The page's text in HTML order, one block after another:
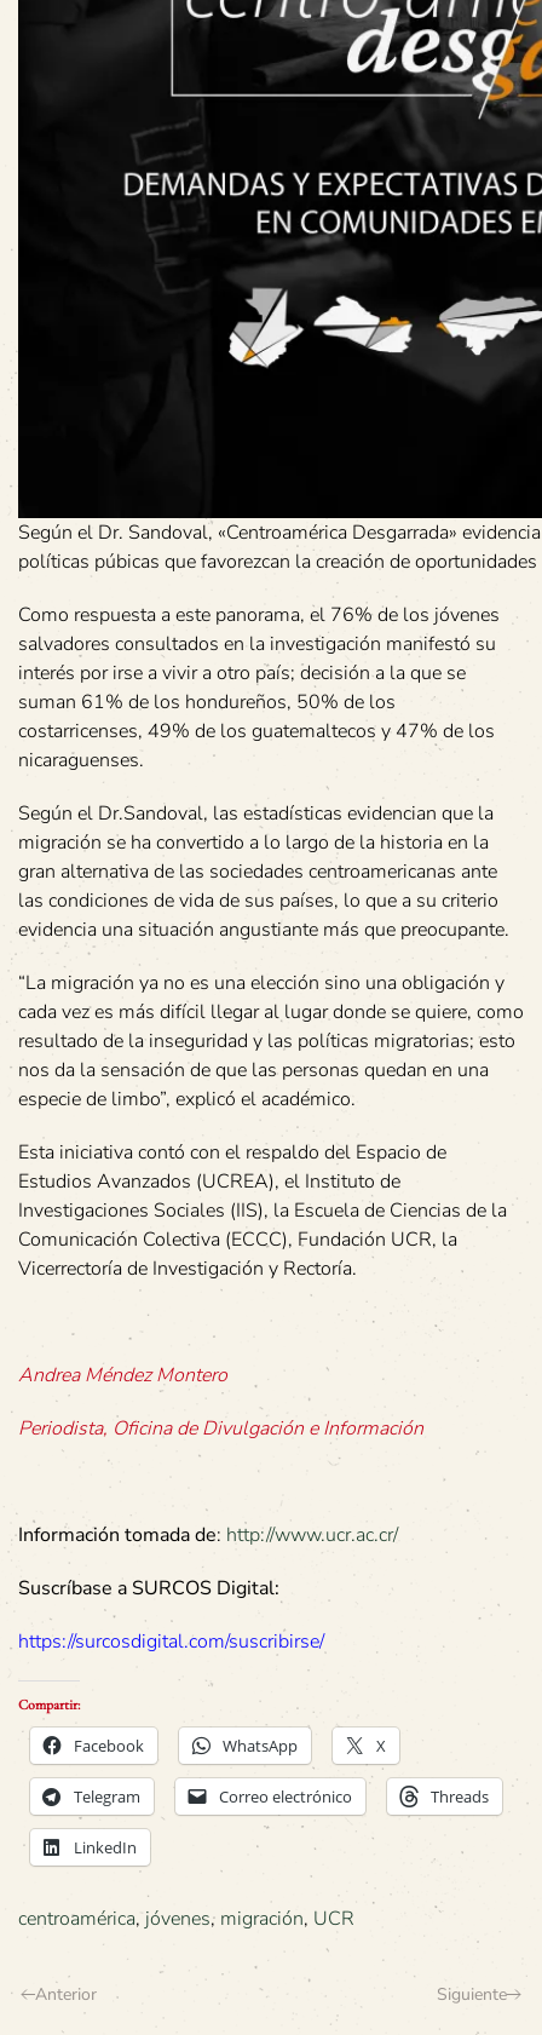
Según el Dr. Sandoval, «Centroamérica Desgarrada»
políticas púbicas que favorezcan la creación de
Como respuesta a este panorama, el 76% de los jóvenes
salvadores consultados en la investigación manifestó su
interés por irse a vivir a otro país; decisión a la que se
suman 61% de los hondureños, 50% de los
costarricenses, 49% de los guatemaltecos y 47% de los
nicaraguenses.
Según el Dr.Sandoval, las estadísticas evidencian que la
migración se ha convertido a lo largo de la historia en la
gran alternativa de las sociedades centroamericanas ante
las condiciones de vida de sus países, lo que a su criterio
evidencia una situación angustiante más que preocupante.
“La migración ya no es una elección sino una obligación y
cada vez es más difícil llegar al lugar donde se quiere, como
resultado de la inseguridad y las políticas migratorias; esto
nos da la sensación de que las personas quedan en una
especie de limbo”, explicó el académico.
Esta iniciativa contó con el respaldo del Espacio de
Estudios Avanzados (UCREA), el Instituto de
Investigaciones Sociales (IIS), la Escuela de Ciencias de la
Comunicación Colectiva (ECCC), Fundación UCR, la
Vicerrectoría de Investigación y Rectoría.
Andrea Méndez Montero
Periodista, Oficina de Divulgación e Información
Información tomada de: http://www.ucr.ac.cr/
Suscríbase a SURCOS Digital:
https://surcosdigital.com/suscribirse/
Compartir:
Facebook WhatsApp X
Telegram Correo electrónico Threads
LinkedIn
centroamérica, jóvenes, migración, UCR
Anterior Siguiente